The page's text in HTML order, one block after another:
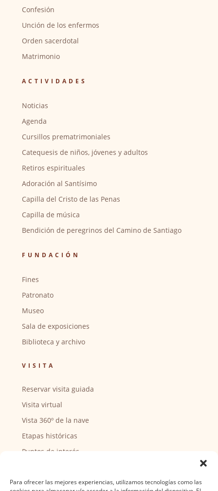
Para ofrecer las mejores experiencias, utilizamos tecnologías como las
Confesión
Unción de los enfermos
Orden sacerdotal
Matrimonio
ACTIVIDADES
Noticias
Agenda
Cursillos prematrimoniales
Catequesis de niños, jóvenes y adultos
Retiros espirituales
Adoración al Santísimo
Capilla del Cristo de las Penas
Capilla de música
Bendición de peregrinos del Camino de Santiago
FUNDACIÓN
Fines
Patronato
Museo
Sala de exposiciones
Biblioteca y archivo
VISITA
Reservar visita guiada
Visita virtual
Vista 360º de la nave
Etapas históricas
Puntos de interés